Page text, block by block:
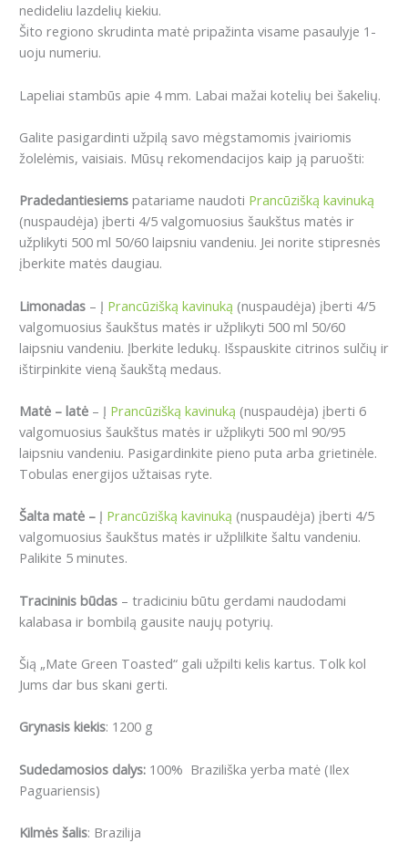
nedideliu lazdelių kiekiu.
Šito regiono skrudinta matė pripažinta visame pasaulyje 1-
uoju numeriu.
Lapeliai stambūs apie 4 mm. Labai mažai kotelių bei šakelių.
Galite pasigardinti užpilą savo mėgstamomis įvairiomis
žolelėmis, vaisiais. Mūsų rekomendacijos kaip ją paruošti:
Pradedantiesiems patariame naudoti Prancūzišką kavinuką
(nuspaudėja) įberti 4/5 valgomuosius šaukštus matės ir
užplikyti 500 ml 50/60 laipsniu vandeniu. Jei norite stipresnės
įberkite matės daugiau.
Limonadas – Į Prancūzišką kavinuką (nuspaudėja) įberti 4/5
valgomuosius šaukštus matės ir užplikyti 500 ml 50/60
laipsniu vandeniu. Įberkite ledukų. Išspauskite citrinos sulčių ir
ištirpinkite vieną šaukštą medaus.
Matė – latė – Į Prancūzišką kavinuką (nuspaudėja) įberti 6
valgomuosius šaukštus matės ir užplikyti 500 ml 90/95
laipsniu vandeniu. Pasigardinkite pieno puta arba grietinėle.
Tobulas energijos užtaisas ryte.
Šalta matė – Į Prancūzišką kavinuką (nuspaudėja) įberti 4/5
valgomuosius šaukštus matės ir užplilkite šaltu vandeniu.
Palikite 5 minutes.
Tracininis būdas – tradiciniu būtu gerdami naudodami
kalabasa ir bombilą gausite naujų potyrių.
Šią „Mate Green Toasted“ gali užpilti kelis kartus. Tolk kol
Jums dar bus skani gerti.
Grynasis kiekis: 1200 g
Sudedamosios dalys: 100% Braziliška yerba matė (Ilex
Paguariensis)
Kilmės šalis: Brazilija